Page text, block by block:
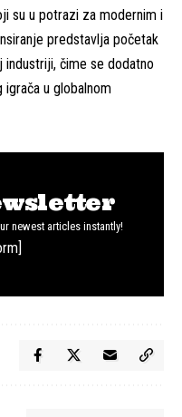
su u potrazi za modernim i
predstavlja početak
čime se dodatno
u globalnom
newest articles instantly!